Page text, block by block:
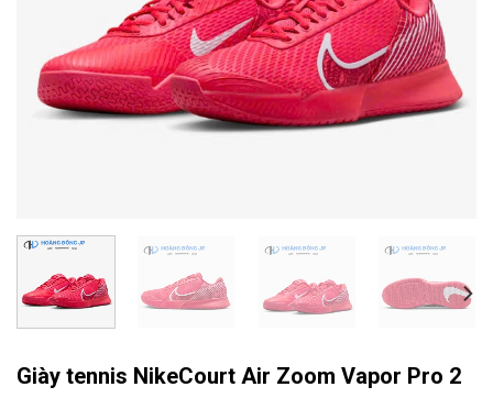
Giày tennis NikeCourt Air Zoom Vapor Pro 2